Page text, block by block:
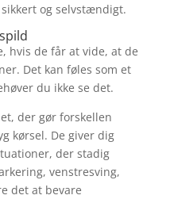
og selvstændigt.
hvis de får at vide, at de
Det kan føles som et
du ikke se det.
der gør forskellen
kørsel. De giver dig
der stadig
venstresving,
det at bevare